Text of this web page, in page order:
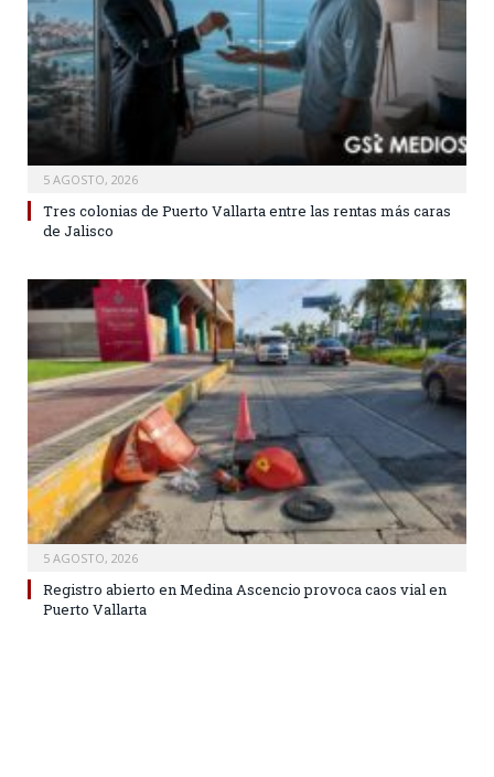
5 AGOSTO, 2026
Tres colonias de Puerto Vallarta entre las rentas más caras
de Jalisco
5 AGOSTO, 2026
Registro abierto en Medina Ascencio provoca caos vial en
Puerto Vallarta